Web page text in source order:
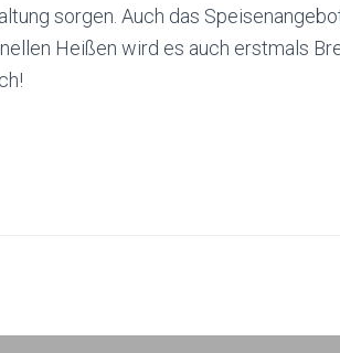
sorgen. Auch das
Heißen wird es auch erstmals